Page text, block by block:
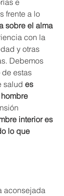
frente a lo
sobre el alma
con la
y otras
Debemos
de estas
salud es
interior es
lo que
aconsejada